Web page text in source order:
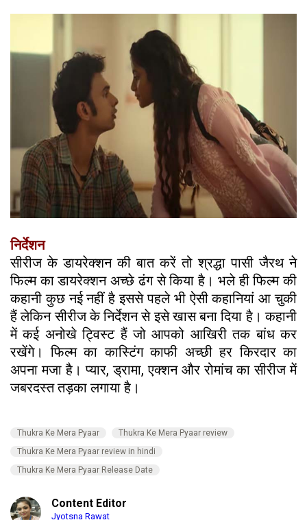
निर्देशन
सीरीज के डायरेक्शन की बात करें तो श्रद्धा पासी जैरथ ने
फिल्म का डायरेक्शन अच्छे ढंग से किया है। भले ही फिल्म की
कहानी कुछ नई नहीं है इससे पहले भी ऐसी कहानियां आ चुकी
हैं लेकिन सीरीज के निर्देशन से इसे खास बना दिया है। कहानी
में कई अनोखे ट्विस्‍ट हैं जो आपको आखिरी तक बांध कर
रखेंगे। फिल्म का कास्टिंग काफी अच्छी हर किरदार का
अपना मजा है। प्यार, ड्रामा, एक्शन और रोमांच का सीरीज में
जबरदस्त तड़का लगाया है।
Thukra Ke Mera Pyaar
Thukra Ke Mera Pyaar review
Thukra Ke Mera Pyaar review in hindi
Thukra Ke Mera Pyaar Release Date
Content Editor
Jyotsna Rawat